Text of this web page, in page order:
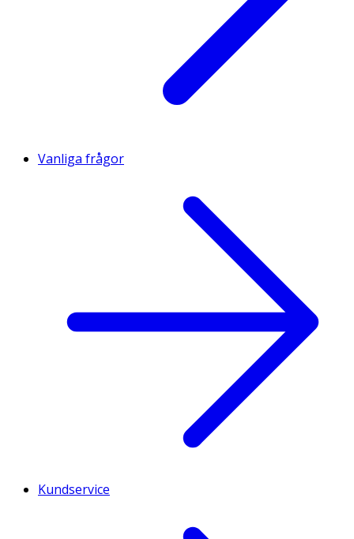
Vanliga frågor
Kundservice